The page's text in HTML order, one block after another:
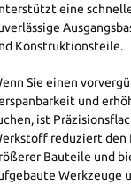
eine
Konstruktionsteile.
Sie einen
und
ist
reduziert den
Bauteile und
Werkzeuge